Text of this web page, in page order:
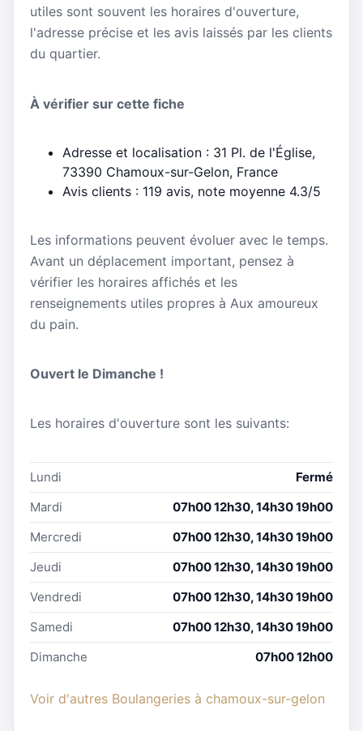
utiles sont souvent les horaires d'ouverture,
l'adresse précise et les avis laissés par les clients
du quartier.
À vérifier sur cette fiche
Adresse et localisation : 31 Pl. de l'Église,
73390 Chamoux-sur-Gelon, France
Avis clients : 119 avis, note moyenne 4.3/5
Les informations peuvent évoluer avec le temps.
Avant un déplacement important, pensez à
vérifier les horaires affichés et les
renseignements utiles propres à Aux amoureux
du pain.
Ouvert le Dimanche !
Les horaires d'ouverture sont les suivants:
Lundi
Fermé
Mardi
07h00 12h30, 14h30 19h00
Mercredi
07h00 12h30, 14h30 19h00
Jeudi
07h00 12h30, 14h30 19h00
Vendredi
07h00 12h30, 14h30 19h00
Samedi
07h00 12h30, 14h30 19h00
Dimanche
07h00 12h00
Voir d'autres Boulangeries à chamoux-sur-gelon